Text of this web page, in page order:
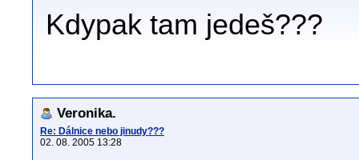
Kdypak tam jedeš???
Veronika.
Re: Dálnice nebo jinudy???
02. 08. 2005 13:28